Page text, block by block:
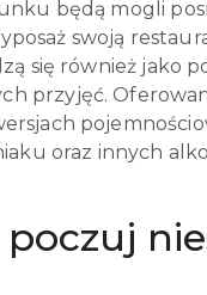
będą mogli
swoją
się również jako
przyjęć.
oraz innych
poczuj